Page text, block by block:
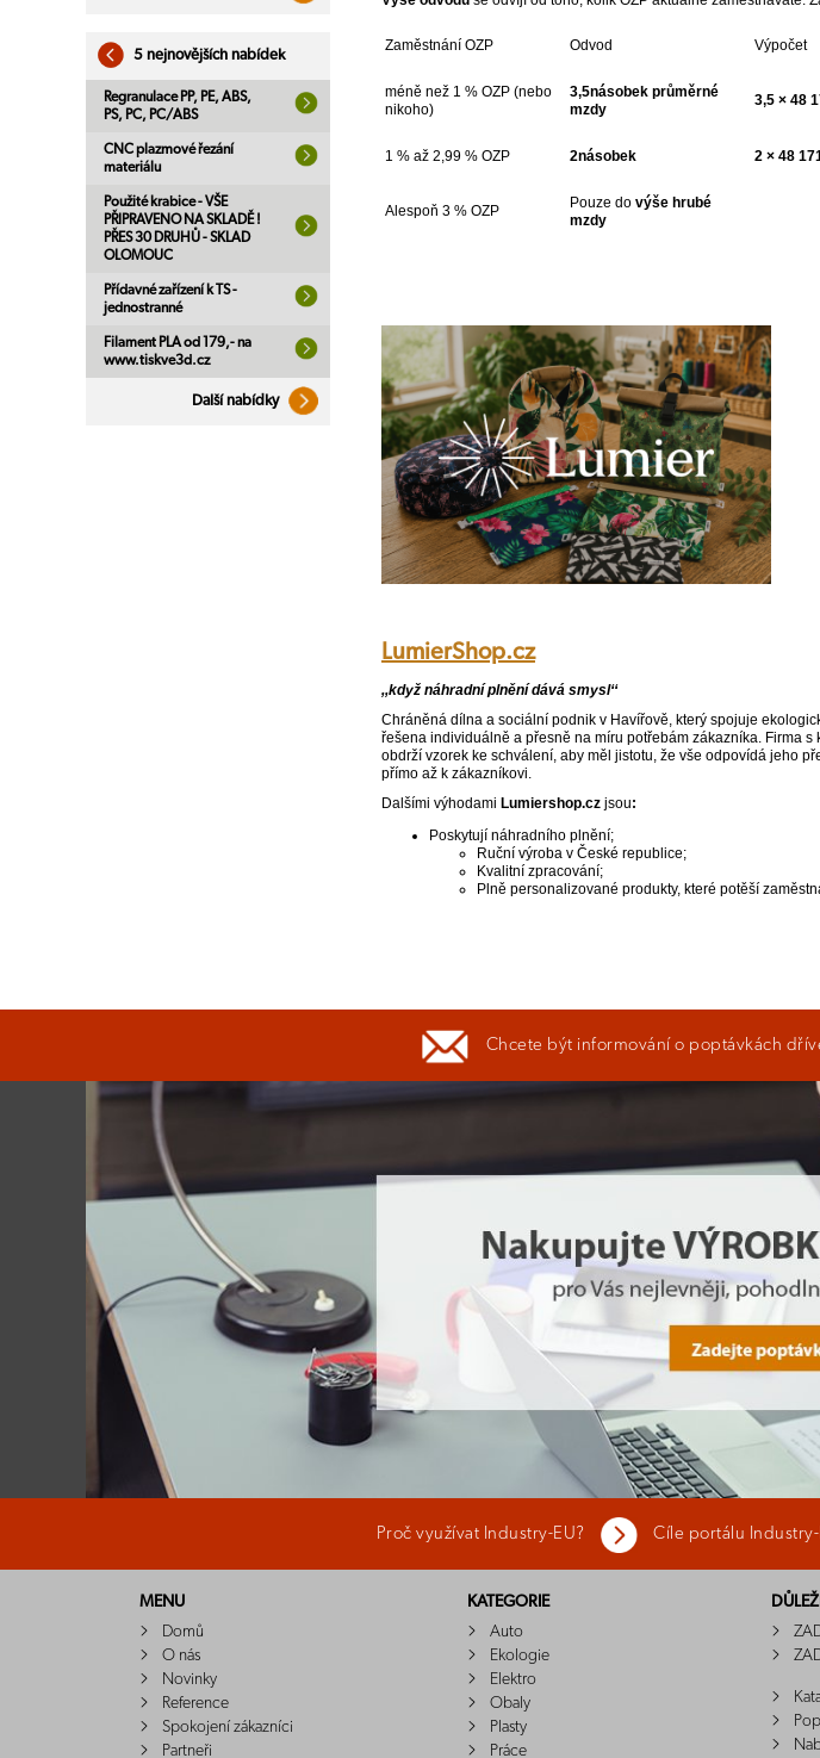
5 nejnovějších nabídek
Regranulace PP, PE, ABS,
PS, PC, PC/ABS
CNC plazmové řezání
materiálu
Použité krabice - VŠE
PŘIPRAVENO NA SKLADĚ !
PŘES 30 DRUHŮ - SKLAD
OLOMOUC
Přídavné zařízení k TS -
jednostranné
Filament PLA od 179,- na
www.tiskve3d.cz
Další nabídky
Zaměstnání OZP Odvod Výpočet
méně než 1 % OZP (nebo
nikoho)
3,5násobek průměrné
mzdy
3,5 × 48
1 % až 2,99 % OZP 2násobek 2 × 48
Alespoň 3 % OZP Pouze do výše hrubé
mzdy
LumierShop.cz
,,když náhradní plnění dává smysl‘‘
Chráněná dílna a sociální podnik v Havířově, který spojuje
řešena individuálně a přesně na míru potřebám zákazníka. Firma
obdrží vzorek ke schválení, aby měl jistotu, že vše odpovídá jeho
přímo až k zákazníkovi.
Dalšími výhodami Lumiershop.cz jsou:
Poskytují náhradního plnění;
Ruční výroba v České republice;
Kvalitní zpracování;
Plně personalizované produkty, které potěší
Chcete být informování o poptávkách
Proč využívat Industry-EU? Cíle portálu Industry-
MENU
Domů
O nás
Novinky
Reference
Spokojení zákazníci
Partneři
KATEGORIE
Auto
Ekologie
Elektro
Obaly
Plasty
Práce